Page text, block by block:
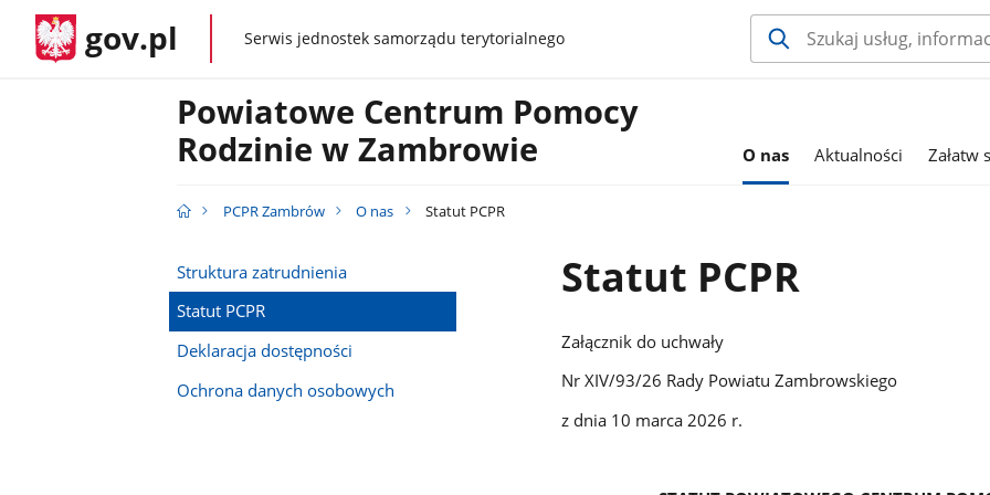
gov.pl gov.plSerwis jednostek samorządu terytorialnego
Powiatowe Centrum Pomocy
Rodzinie w Zambrowie
O nas Aktualności Załatw
PCPR Zambrów O nas Statut PCPR
Struktura zatrudnienia
Statut PCPR
Deklaracja dostępności
Ochrona danych osobowych
Statut PCPR
Załącznik do uchwały
Nr XIV/93/26 Rady Powiatu Zambrowskiego
z dnia 10 marca 2026 r.